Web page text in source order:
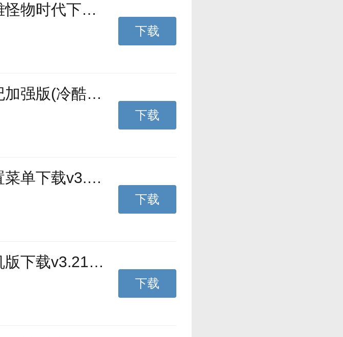
放置火柴人英雄怪物时代下载v1.0.26 安卓版
下载
地球末日中世纪加强版(冷酷灵魂)内置菜单版下载v7.8.5 安卓最新版
下载
地牢编年史内置菜单下载v3.21 安卓修改版
下载
地牢编年史单机版下载v3.21 安卓中文版
下载